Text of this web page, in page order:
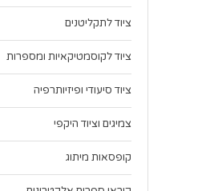
ציוד לתקליטנים
ציוד לקוסמטיקאיות ומספרות
ציוד סיעודי ופיזיותרפיה
צמיגים וציוד היקפי
קופסאות מיתוג